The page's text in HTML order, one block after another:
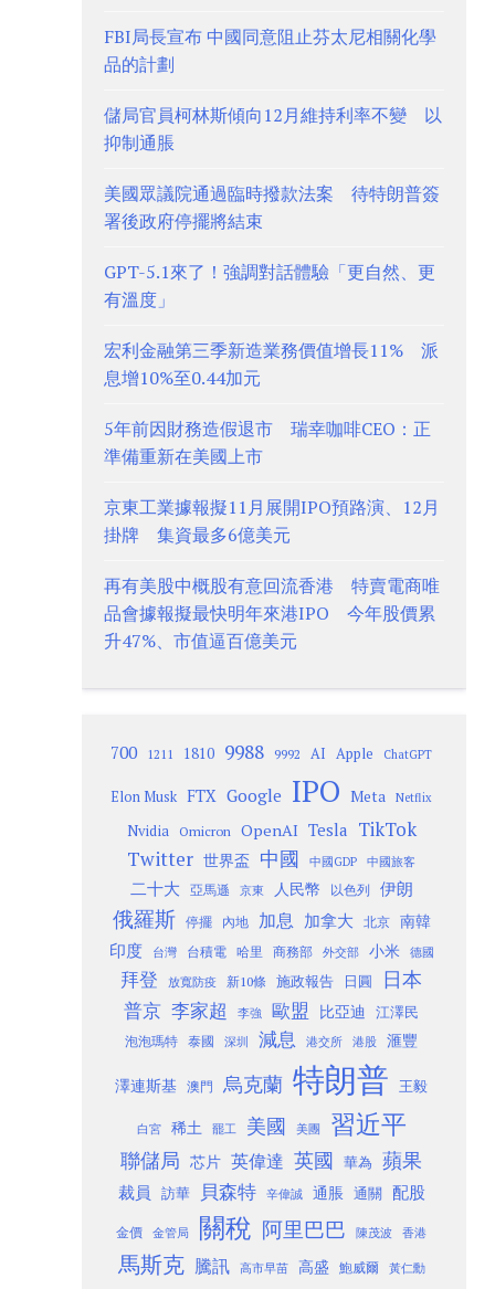
FBI局長宣布 中國同意阻止芬太尼相關化學
品的計劃
儲局官員柯林斯傾向12月維持利率不變 以
抑制通脹
美國眾議院通過臨時撥款法案 待特朗普簽
署後政府停擺將結束
GPT-5.1來了！強調對話體驗「更自然、更
有溫度」
宏利金融第三季新造業務價值增長11% 派
息增10%至0.44加元
5年前因財務造假退市 瑞幸咖啡CEO：正
準備重新在美國上市
京東工業據報擬11月展開IPO預路演、12月
掛牌 集資最多6億美元
再有美股中概股有意回流香港 特賣電商唯
品會據報擬最快明年來港IPO 今年股價累
升47%、市值逼百億美元
700 1211 1810 9988 9992 AI Apple ChatGPT
Elon Musk FTX Google IPO Meta Netflix
Nvidia Omicron OpenAI Tesla TikTok
Twitter 世界盃 中國 中國GDP 中國旅客
二十大 亞馬遜 京東 人民幣 以色列 伊朗
俄羅斯 停擺 內地 加息 加拿大 北京
南韓
印度
台灣 台積電 哈里 商務部 外交部 小米 德國
拜登 放寬防疫 新10條 施政報告 日圓 日本
普京 李家超 李強 歐盟 比亞迪 江澤民
泡泡瑪特 泰國 深圳 減息 港交所 港股 滙豐
澤連斯基 澳門 烏克蘭 特朗普 王毅
白宮 稀土 罷工 美國 美團 習近平
聯儲局 芯片 英偉達 英國 華為 蘋果
裁員 訪華 貝森特 辛偉誠 通脹 通關 配股
金價 金管局 關稅 阿里巴巴 陳茂波 香港
馬斯克 騰訊 高市早苗 高盛 鮑威爾 黃仁勳